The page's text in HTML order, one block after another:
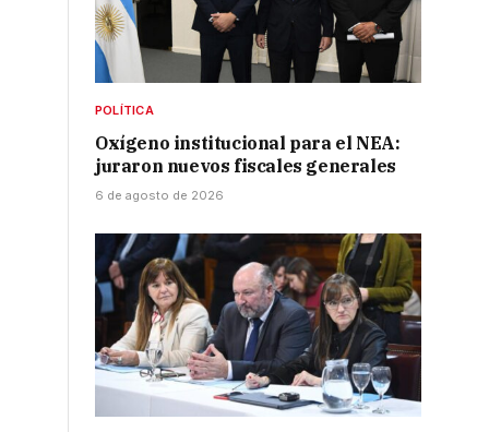
POLÍTICA
Oxígeno institucional para el NEA:
juraron nuevos fiscales generales
6 de agosto de 2026